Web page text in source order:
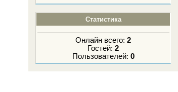
Статистика
Онлайн всего:2
Гостей:2
Пользователей: 0